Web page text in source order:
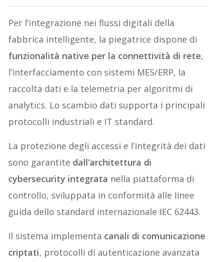
Per l’integrazione nei flussi digitali della
fabbrica intelligente, la piegatrice dispone di
funzionalità native per la connettività di rete,
l’interfacciamento con sistemi MES/ERP, la
raccolta dati e la telemetria per algoritmi di
analytics. Lo scambio dati supporta i principali
protocolli industriali e IT standard.
La protezione degli accessi e l’integrità dei dati
sono garantite dall’architettura di
cybersecurity integrata nella piattaforma di
controllo, sviluppata in conformità alle linee
guida dello standard internazionale IEC 62443.
Il sistema implementa canali di comunicazione
criptati, protocolli di autenticazione avanzata